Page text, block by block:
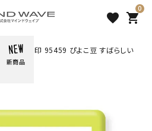
favorite
0
shopping_cart
うさぎの
新商品
ンプ・浸透印 95459 ぴよこ豆 すばらしい